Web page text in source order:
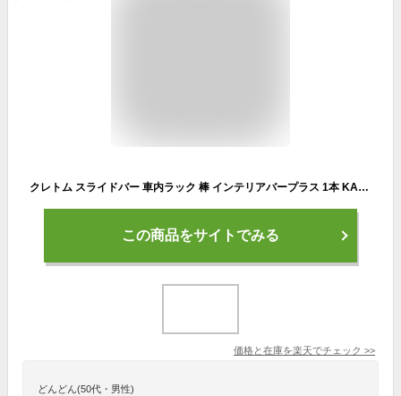
クレトム スライドバー 車内ラック 棒 インテリアバープラス 1本 KA-54 2本セット キャリア 車内用 サーフィン サーフボード スノーボード 釣り竿 便利グッズ 【あす楽対応】
この商品をサイトでみる
価格と在庫を楽天でチェック >>
どんどん(50代・男性)